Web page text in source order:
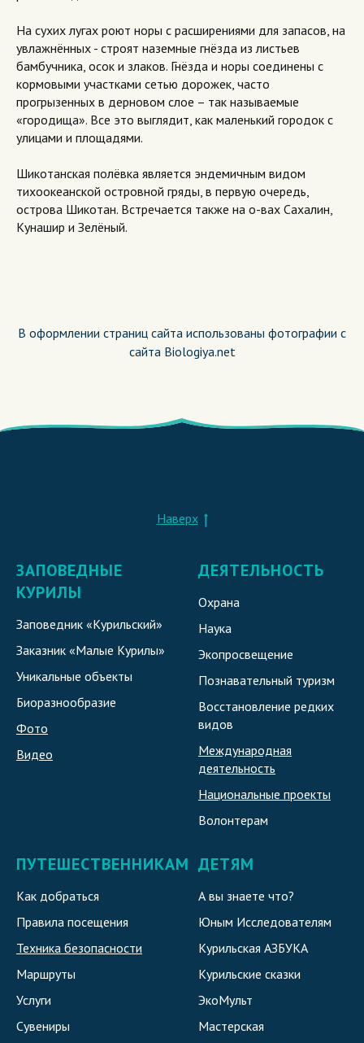
На сухих лугах роют норы с расширениями для запасов, на
увлажнённых - строят наземные гнёзда из листьев
бамбучника, осок и злаков. Гнёзда и норы соединены с
кормовыми участками сетью дорожек, часто
прогрызенных в дерновом слое – так называемые
«городища». Все это выглядит, как маленький городок с
улицами и площадями.
Шикотанская полёвка является эндемичным видом
тихоокеанской островной гряды, в первую очередь,
острова Шикотан. Встречается также на о-вах Сахалин,
Кунашир и Зелёный.
В оформлении страниц сайта использованы фотографии с
сайта Biologiya.net
Наверх
ЗАПОВЕДНЫЕ
КУРИЛЫ
Заповедник «Курильский»
Заказник «Малые Курилы»
Уникальные объекты
Биоразнообразие
Фото
Видео
ДЕЯТЕЛЬНОСТЬ
Охрана
Наука
Экопросвещение
Познавательный туризм
Восстановление редких
видов
Международная
деятельность
Национальные проекты
Волонтерам
ПУТЕШЕСТВЕННИКАМ
Как добраться
Правила посещения
Техника безопасности
Маршруты
Услуги
Сувениры
ДЕТЯМ
А вы знаете что?
Юным Исследователям
Курильская АЗБУКА
Курильские сказки
ЭкоМульт
Мастерская